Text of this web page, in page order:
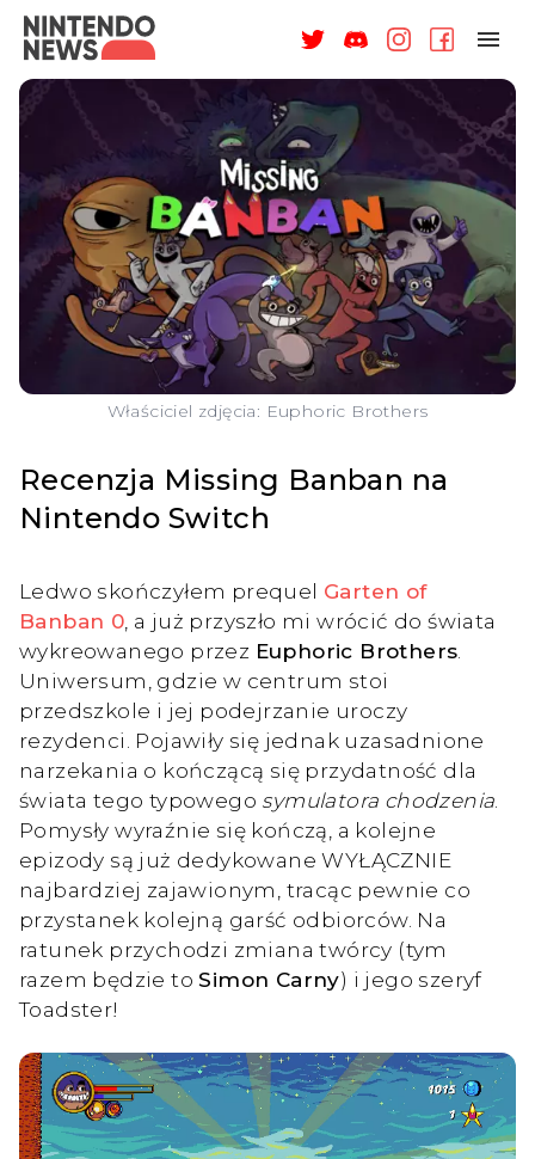
NAGRODY
NEWSY
RECENZJE
ARTYKUŁY
WSPARCIE
ZALOGUJ
Właściciel zdjęcia: Euphoric Brothers
Recenzja Missing Banban na
Nintendo Switch
Ledwo skończyłem prequel Garten of
Banban 0 , a już przyszło mi wrócić do świata
wykreowanego przez Euphoric Brothers
Uniwersum, gdzie w centrum stoi
przedszkole i jej podejrzanie uroczy
rezydenci. Pojawiły się jednak uzasadnione
narzekania o kończącą się przydatność dla
świata tego typowego symulatora chodzenia
Pomysły wyraźnie się kończą, a kolejne
epizody są już dedykowane WYŁĄCZNIE
najbardziej zajawionym, tracąc pewnie co
przystanek kolejną garść odbiorców. Na
ratunek przychodzi zmiana twórcy (tym
razem będzie toSimon Carny) i jego szeryf
Toadster!